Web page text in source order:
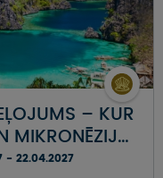
– KUR
MIKRONĒZIJU
- 22.04.2027